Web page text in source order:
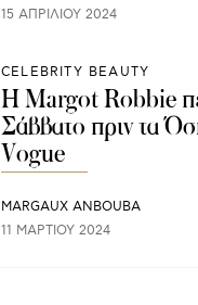
15 ΑΠΡΙΛΊΟΥ 2024
CELEBRITY BEAUTY
Η Margot Robbie
Σάββατο πριν τα
Vogue
MARGAUX ANBOUBA
11 ΜΑΡΤΊΟΥ 2024